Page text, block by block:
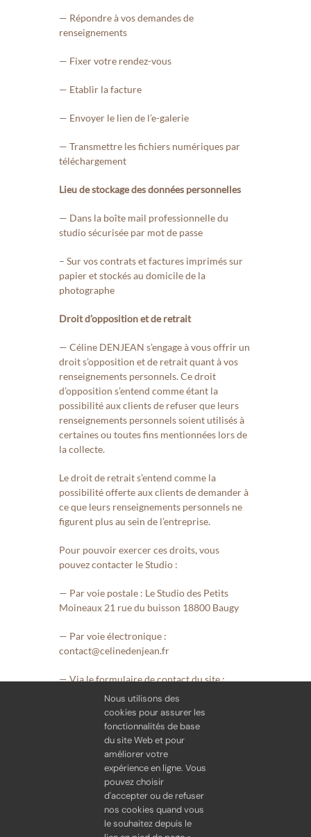
— Répondre à vos demandes de
renseignements
— Fixer votre rendez-vous
— Etablir la facture
— Envoyer le lien de l’e-galerie
— Transmettre les fichiers numériques par
téléchargement
Lieu de stockage des données personnelles
— Dans la boîte mail professionnelle du
studio sécurisée par mot de passe
– Sur vos contrats et factures imprimés sur
papier et stockés au domicile de la
photographe
Droit d’opposition et de retrait
— Céline DENJEAN s’engage à vous offrir un
droit s’opposition et de retrait quant à vos
renseignements personnels. Ce droit
d’opposition s’entend comme étant la
possibilité aux clients de refuser que leurs
renseignements personnels soient utilisés à
certaines ou toutes fins mentionnées lors de
la collecte.
Le droit de retrait s’entend comme la
possibilité offerte aux clients de demander à
ce que leurs renseignements personnels ne
figurent plus au sein de l’entreprise.
Pour pouvoir exercer ces droits, vous
pouvez contacter le Studio :
— Par voie postale : Le Studio des Petits
Moineaux 21 rue du buisson 18800 Baugy
— Par voie électronique :
contact@celinedenjean.fr
— Via le formulaire de contact du site :
www.celinedenjean.fr
Suite à votre demande de retrait, le studio
s’engage à supprimer dans les plus brefs
délais vos coordonnées de sa boîte mail mais
se doit, conformément à l’article L 123-22 du
code du commerce, de garder les factures
pendant 10 ans à partir de la clôture de
Nous utilisons des
cookies pour assurer les
fonctionnalités de base
du site Web et pour
améliorer votre
expérience en ligne. Vous
pouvez choisir
d'accepter ou de refuser
nos cookies quand vous
le souhaitez depuis le